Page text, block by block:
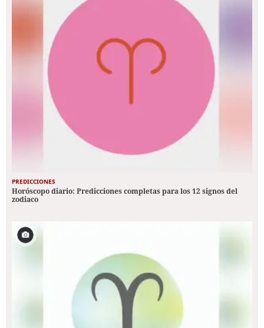
PREDICCIONES
Horóscopo diario: Predicciones completas para los 12 signos del
zodiaco